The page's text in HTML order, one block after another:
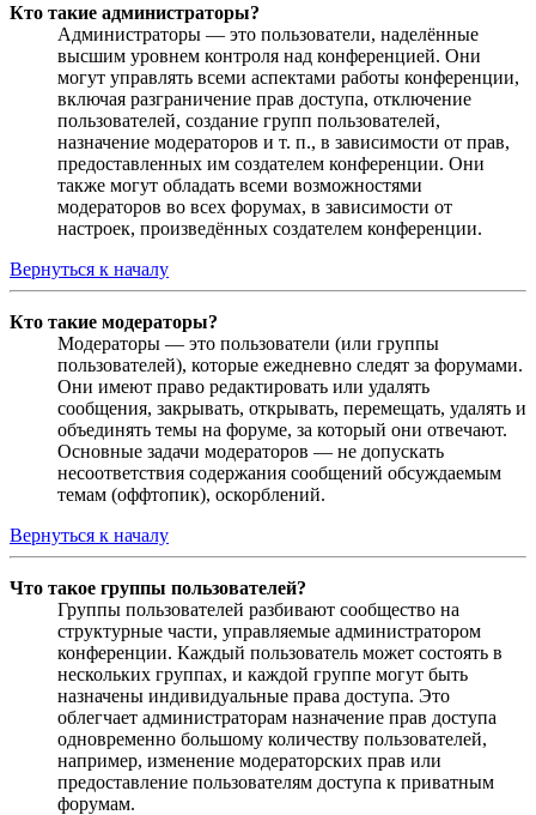
Кто такие администраторы?
Администраторы — это пользователи, наделённые
высшим уровнем контроля над конференцией. Они
могут управлять всеми аспектами работы конференции,
включая разграничение прав доступа, отключение
пользователей, создание групп пользователей,
назначение модераторов и т. п., в зависимости от прав,
предоставленных им создателем конференции. Они
также могут обладать всеми возможностями
модераторов во всех форумах, в зависимости от
настроек, произведённых создателем конференции.
Вернуться к началу
Кто такие модераторы?
Модераторы — это пользователи (или группы
пользователей), которые ежедневно следят за форумами.
Они имеют право редактировать или удалять
сообщения, закрывать, открывать, перемещать, удалять и
объединять темы на форуме, за который они отвечают.
Основные задачи модераторов — не допускать
несоответствия содержания сообщений обсуждаемым
темам (оффтопик), оскорблений.
Вернуться к началу
Что такое группы пользователей?
Группы пользователей разбивают сообщество на
структурные части, управляемые администратором
конференции. Каждый пользователь может состоять в
нескольких группах, и каждой группе могут быть
назначены индивидуальные права доступа. Это
облегчает администраторам назначение прав доступа
одновременно большому количеству пользователей,
например, изменение модераторских прав или
предоставление пользователям доступа к приватным
форумам.